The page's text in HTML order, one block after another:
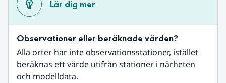
Lär dig mer
Observationer eller beräknade värden?
Alla orter har inte observationsstationer, istället
beräknas ett värde utifrån stationer i närheten
och modelldata.